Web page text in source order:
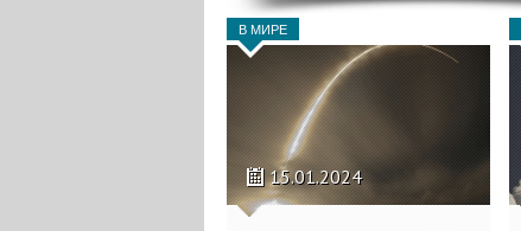
В МИРЕ
15.01.2024